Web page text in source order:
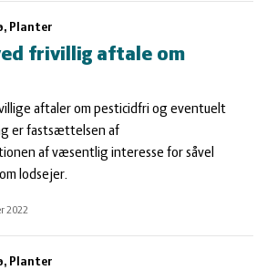
Planter
frivillig aftale om
aftaler om pesticidfri og eventuelt
er fastsættelsen af
af væsentlig interesse for såvel
lodsejer.
2022
Planter